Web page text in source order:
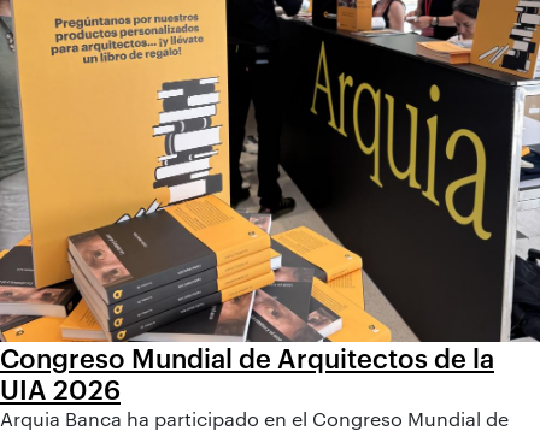
Congreso Mundial de Arquitectos de la
UIA 2026
Arquia Banca ha participado en el Congreso Mundial de